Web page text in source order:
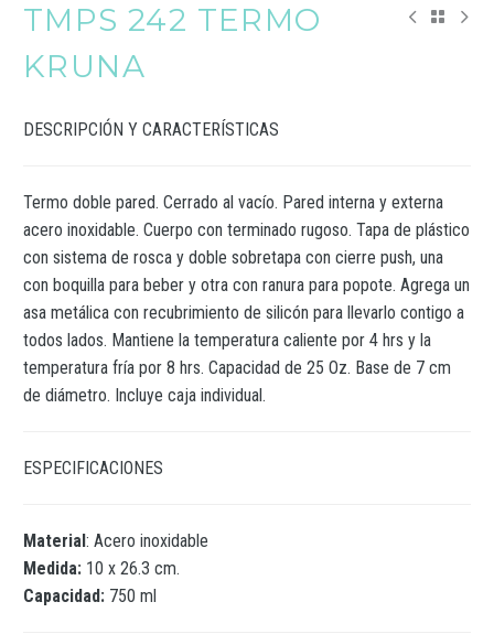
TMPS 242 TERMO
KRUNA
DESCRIPCIÓN Y CARACTERÍSTICAS
Termo doble pared. Cerrado al vacío. Pared interna y externa
acero inoxidable. Cuerpo con terminado rugoso. Tapa de plástico
con sistema de rosca y doble sobretapa con cierre push, una
con boquilla para beber y otra con ranura para popote. Agrega un
asa metálica con recubrimiento de silicón para llevarlo contigo a
todos lados. Mantiene la temperatura caliente por 4 hrs y la
temperatura fría por 8 hrs. Capacidad de 25 Oz. Base de 7 cm
de diámetro. Incluye caja individual.
ESPECIFICACIONES
Material: Acero inoxidable
Medida: 10 x 26.3 cm.
Capacidad: 750 ml